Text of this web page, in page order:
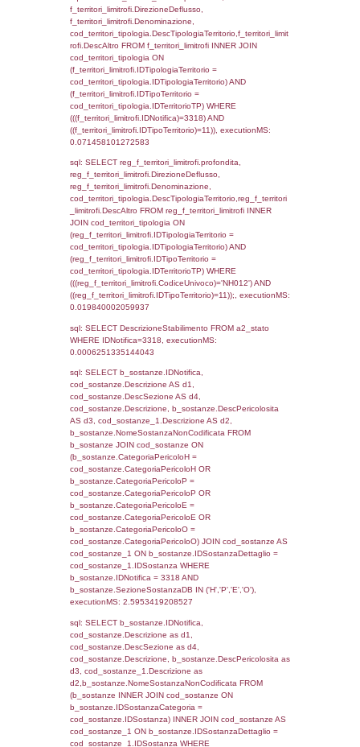
(f_territori_limitrofi.IDTipologiaTerritorio =
cod_territori_tipologia.IDTipologiaTerritorio)
(f_territori_limitrofi.IDTipoTerritorio =
cod_territori_tipologia.IDTerritorioTP)
(((f_territori_limitrofi.IDNotifica)=3318) AND
((f_territori_limitrofi.IDTipoTerritorio)=5)),
0.07489013671875
reg_f_territori_limitrofi.Direzione,
reg_f_territori_limitrofi.Denominazione,
_limitrofi.DescAltro FROM
JOIN cod_territori_tipologia ON
(reg_f_territori_limitrofi.IDTipologiaTerritorio =
cod_territori_tipologia.IDTipologiaTerritorio)
(reg_f_territori_limitrofi.IDTipoTerritorio =
0.021240949630737
sql: SELECT f_territori_limitrofi.Distanza,
f_territori_limitrofi.Direzione,
f_territori_limitrofi.Denominazione,
rofi.DescAltro FROM f_territori_limitrofi
cod_territori_tipologia ON
(f_territori_limitrofi.IDTipologiaTerritorio =
cod_territori_tipologia.IDTipologiaTerritorio)
(f_territori_limitrofi.IDTipoTerritorio =
cod_territori_tipologia.IDTerritorioTP)
(((f_territori_limitrofi.IDNotifica)=3318) AND
0.075029850006104
sql: SELECT f_territori_limitrofi.Distanza,
f_territori_limitrofi.Direzione,
f_territori_limitrofi.Denominazione,
rofi.DescAltro FROM f_territori_limitrofi